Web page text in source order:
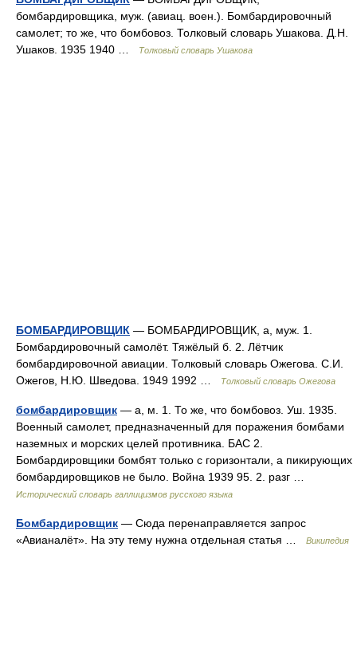
бомбардировщика, муж. (авиац. воен.). Бомбардировочный
самолет; то же, что бомбовоз. Толковый словарь Ушакова. Д.Н.
Ушаков. 1935 1940 …
Толковый словарь Ушакова
БОМБАРДИРОВЩИК — БОМБАРДИРОВЩИК, а, муж. 1.
Бомбардировочный самолёт. Тяжёлый б. 2. Лётчик
бомбардировочной авиации. Толковый словарь Ожегова. С.И.
Ожегов, Н.Ю. Шведова. 1949 1992 …
Толковый словарь Ожегова
бомбардировщик — а, м. 1. То же, что бомбовоз. Уш. 1935.
Военный самолет, предназначенный для поражения бомбами
наземных и морских целей противника. БАС 2.
Бомбардировщики бомбят только с горизонтали, а пикирующих
бомбардировщиков не было. Война 1939 95. 2. разг …
Исторический словарь галлицизмов русского языка
Бомбардировщик — Сюда перенаправляется запрос
«Авианалёт». На эту тему нужна отдельная статья …
Википедия